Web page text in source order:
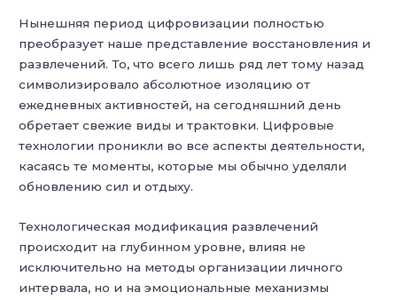
Нынешняя период цифровизации полностью
преобразует наше представление восстановления и
развлечений. То, что всего лишь ряд лет тому назад
символизировало абсолютное изоляцию от
ежедневных активностей, на сегодняшний день
обретает свежие виды и трактовки. Цифровые
технологии проникли во все аспекты деятельности,
касаясь те моменты, которые мы обычно уделяли
обновлению сил и отдыху.
Технологическая модификация развлечений
происходит на глубинном уровне, влияя не
исключительно на методы организации личного
интервала, но и на эмоциональные механизмы